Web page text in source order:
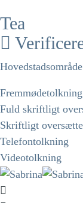
Tea
Hovedstadsområde
Fremmødetolkning
Fuld skriftligt
Skriftligt
Telefontolkning
Videotolkning